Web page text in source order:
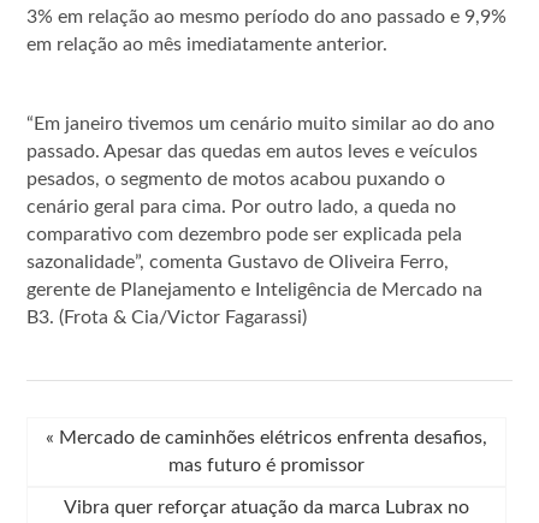
3% em relação ao mesmo período do ano passado e 9,9%
em relação ao mês imediatamente anterior.
“Em janeiro tivemos um cenário muito similar ao do ano
passado. Apesar das quedas em autos leves e veículos
pesados, o segmento de motos acabou puxando o
cenário geral para cima. Por outro lado, a queda no
comparativo com dezembro pode ser explicada pela
sazonalidade”, comenta Gustavo de Oliveira Ferro,
gerente de Planejamento e Inteligência de Mercado na
B3. (Frota & Cia/Victor Fagarassi)
« Mercado de caminhões elétricos enfrenta desafios,
mas futuro é promissor
Vibra quer reforçar atuação da marca Lubrax no